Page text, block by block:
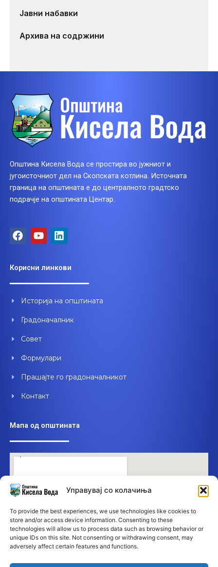
Управувај со колачиња
To provide the best experiences, we use technologies like cookies to
store and/or access device information. Consenting to these
technologies will allow us to process data such as browsing behavior or
unique IDs on this site. Not consenting or withdrawing consent, may
adversely affect certain features and functions.
Јавни набавки
Архива на содржини
Општина Кисела Вода се простира во јужниот и
југоисточниот дел на Скопската котлина. Источната
граница на општината е до централното градтско
подрачје на општината Центар.
F
a
b
o
k
Y
o
u
b
L
i
e
d
n
Корисни линкови
Историја на општината
Градоначалник
Совет
Формулари
Прашајте го градоначалникот
Контакт
Мапа од општината